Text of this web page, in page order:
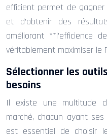
efficient permet de
et d’obtenir des
améliorant **l’efficience
véritablement maximiser le
Sélectionner les
besoins
Il existe une multitude
marché, chacun ayant
est essentiel de choisir